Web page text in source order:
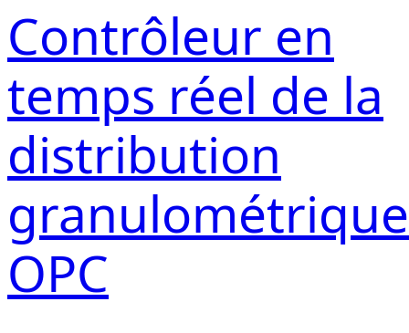
Contrôleur en
temps réel de la
distribution
granulométrique
OPC